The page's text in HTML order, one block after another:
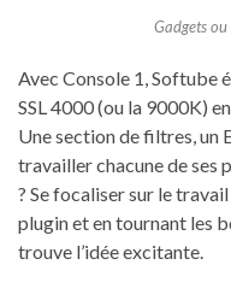
Gadgets ou
Avec Console 1, Softube
SSL 4000 (ou la 9000K)
Une section de filtres, un
travailler chacune de ses
? Se focaliser sur le
plugin et en tournant les
trouve l’idée excitante.